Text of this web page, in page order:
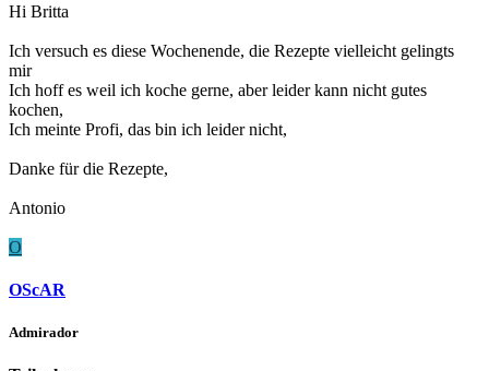
Hi Britta
Ich versuch es diese Wochenende, die Rezepte vielleicht gelingts
mir
Ich hoff es weil ich koche gerne, aber leider kann nicht gutes
kochen,
Ich meinte Profi, das bin ich leider nicht,
Danke für die Rezepte,
Antonio
O
OScAR
Admirador